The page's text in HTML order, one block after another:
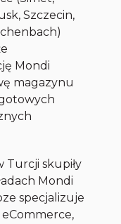
Szczecin,
Mondi
magazynu
Turcji skupiły
Mondi
specjalizuje